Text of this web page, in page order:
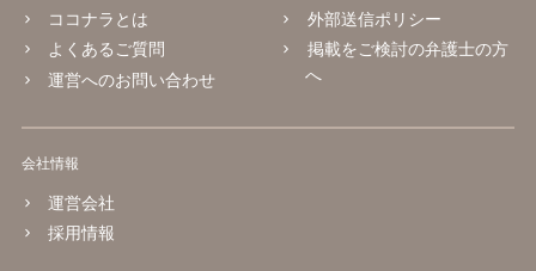
ココナラとは
よくあるご質問
運営へのお問い合わせ
外部送信ポリシー
掲載をご検討の弁護士の方
へ
会社情報
運営会社
採用情報